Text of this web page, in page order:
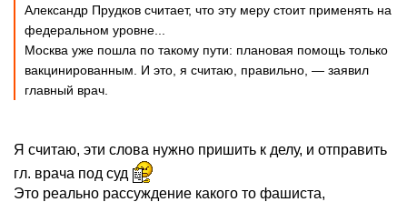
Александр Прудков считает, что эту меру стоит применять на
федеральном уровне...
Москва уже пошла по такому пути: плановая помощь только
вакцинированным. И это, я считаю, правильно, — заявил
главный врач.
Я считаю, эти слова нужно пришить к делу, и отправить
гл. врача под суд
Это реально рассуждение какого то фашиста,